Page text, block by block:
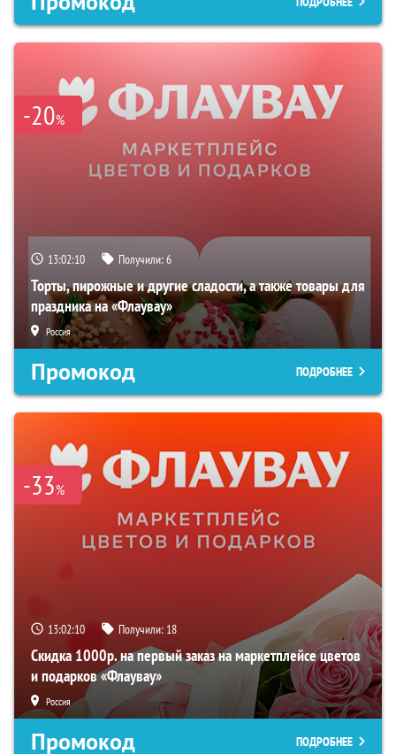
-20%
13:02:09 Получили:6
Торты, пирожные и другие сладости, а также товары для
праздника на «Флаувау»
Россия
Промокод ПОДРОБНЕЕ
-33%
13:02:09 Получили: 18
Скидка 1000р. на первый заказ на маркетплейсе цветов
и подарков «Флаувау»
Россия
Промокод ПОДРОБНЕЕ